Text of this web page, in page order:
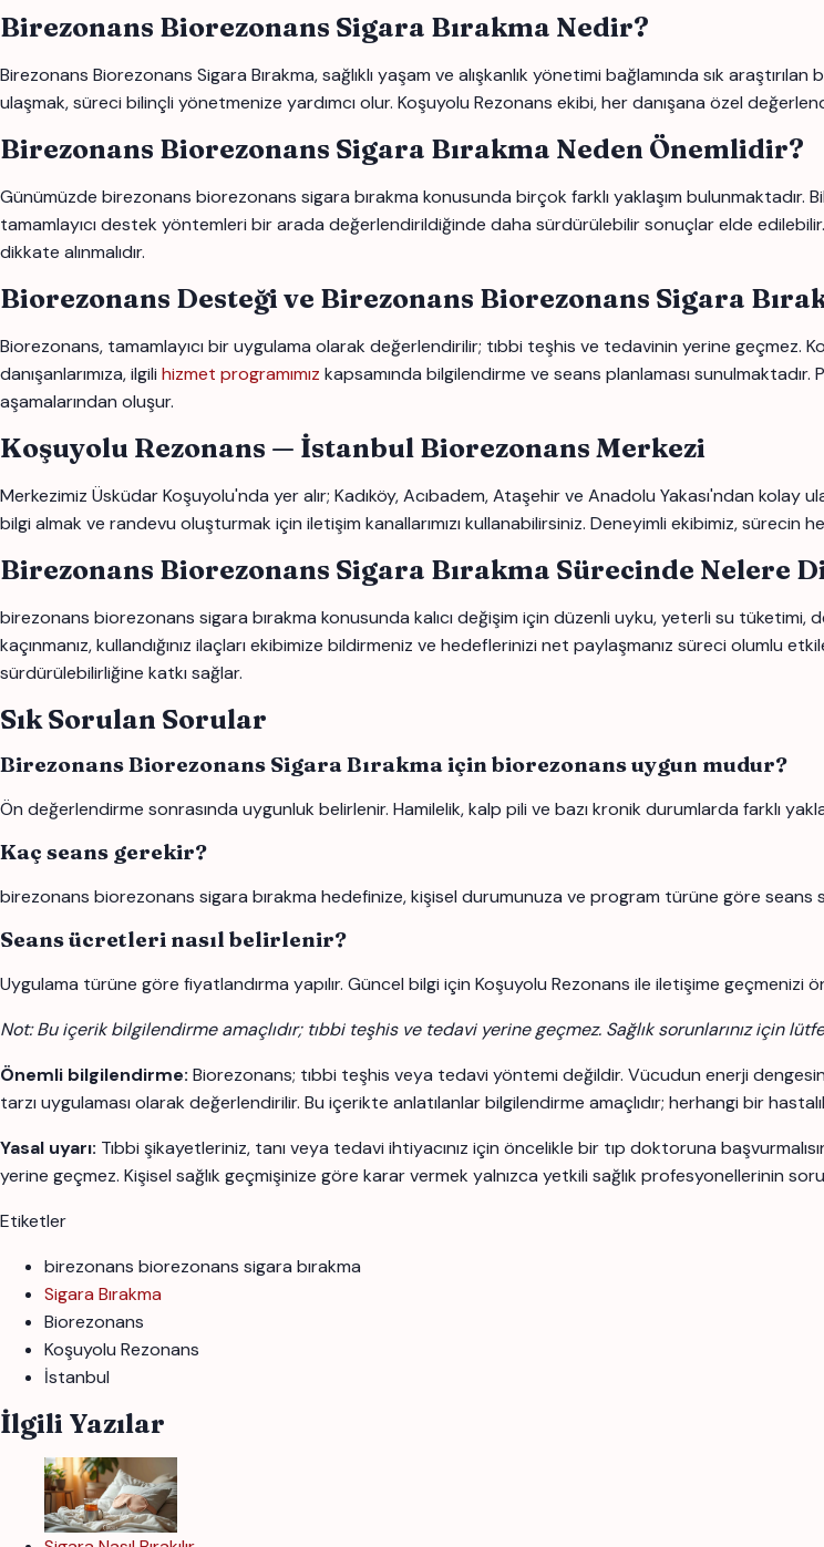
Birezonans Biorezonans Sigara Bırakma Nedir?
Birezonans Biorezonans Sigara Bırakma, sağlıklı yaşam ve alışkanlık yönetimi bağlamında sık
ulaşmak, süreci bilinçli yönetmenize yardımcı olur. Koşuyolu Rezonans ekibi, her danışana özel
Birezonans Biorezonans Sigara Bırakma Neden Önemlidir?
Günümüzde birezonans biorezonans sigara bırakma konusunda birçok farklı yaklaşım bulunmaktadır.
tamamlayıcı destek yöntemleri bir arada değerlendirildiğinde daha sürdürülebilir sonuçlar elde
dikkate alınmalıdır.
Biorezonans Desteği ve Birezonans Biorezonans Sigara
Biorezonans, tamamlayıcı bir uygulama olarak değerlendirilir; tıbbi teşhis ve tedavinin yerine
danışanlarımıza, ilgili hizmet programımız kapsamında bilgilendirme ve seans planlaması
aşamalarından oluşur.
Koşuyolu Rezonans — İstanbul Biorezonans Merkezi
Merkezimiz Üsküdar Koşuyolu'nda yer alır; Kadıköy, Acıbadem, Ataşehir ve Anadolu Yakası'ndan kolay
bilgi almak ve randevu oluşturmak için iletişim kanallarımızı kullanabilirsiniz. Deneyimli ekibimiz, sürecin
Birezonans Biorezonans Sigara Bırakma Sürecinde Nelere
birezonans biorezonans sigara bırakma konusunda kalıcı değişim için düzenli uyku, yeterli su
kaçınmanız, kullandığınız ilaçları ekibimize bildirmeniz ve hedeflerinizi net paylaşmanız süreci olumlu
sürdürülebilirliğine katkı sağlar.
Sık Sorulan Sorular
Birezonans Biorezonans Sigara Bırakma için biorezonans uygun mudur?
Ön değerlendirme sonrasında uygunluk belirlenir. Hamilelik, kalp pili ve bazı kronik durumlarda farklı
Kaç seans gerekir?
birezonans biorezonans sigara bırakma hedefinize, kişisel durumunuza ve program türüne göre seans
Seans ücretleri nasıl belirlenir?
Uygulama türüne göre fiyatlandırma yapılır. Güncel bilgi için Koşuyolu Rezonans ile iletişime geçmenizi
Not: Bu içerik bilgilendirme amaçlıdır; tıbbi teşhis ve tedavi yerine geçmez. Sağlık sorunlarınız için
Önemli bilgilendirme: Biorezonans; tıbbi teşhis veya tedavi yöntemi değildir. Vücudun enerji
tarzı uygulaması olarak değerlendirilir. Bu içerikte anlatılanlar bilgilendirme amaçlıdır; herhangi bir
Yasal uyarı: Tıbbi şikayetleriniz, tanı veya tedavi ihtiyacınız için öncelikle bir tıp doktoruna
yerine geçmez. Kişisel sağlık geçmişinize göre karar vermek yalnızca yetkili sağlık profesyonellerinin
Etiketler
birezonans biorezonans sigara bırakma
Sigara Bırakma
Biorezonans
Koşuyolu Rezonans
İstanbul
İlgili Yazılar